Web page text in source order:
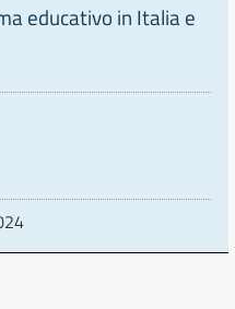
educativo in Italia e